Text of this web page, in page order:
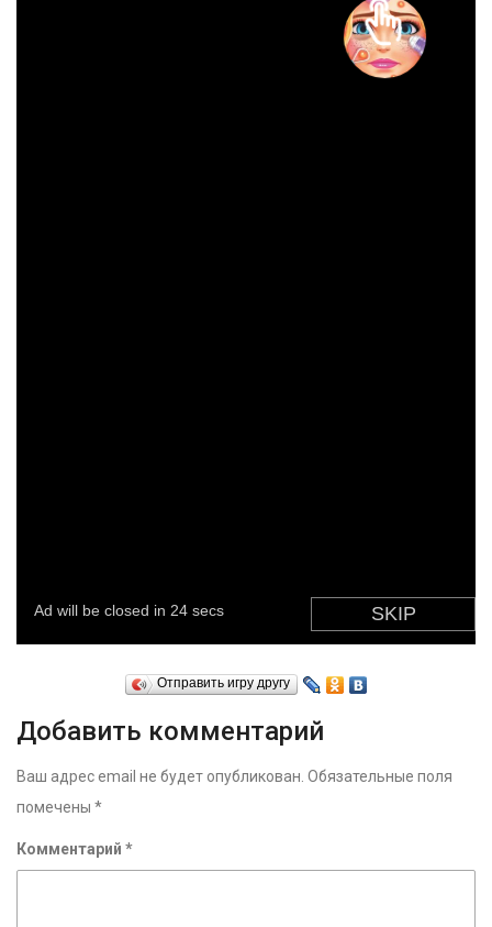
Отправить игру другу
Добавить комментарий
Ваш адрес email не будет опубликован. Обязательные поля
помечены *
Комментарий *